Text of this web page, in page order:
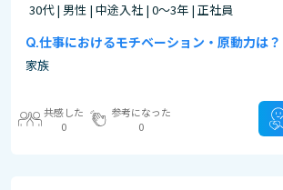
30代 | 男性 | 中途入社 | 0～3年 | 正社員
仕事におけるモチベーション・原動力は？
家族
共感した
0
参考になった
0